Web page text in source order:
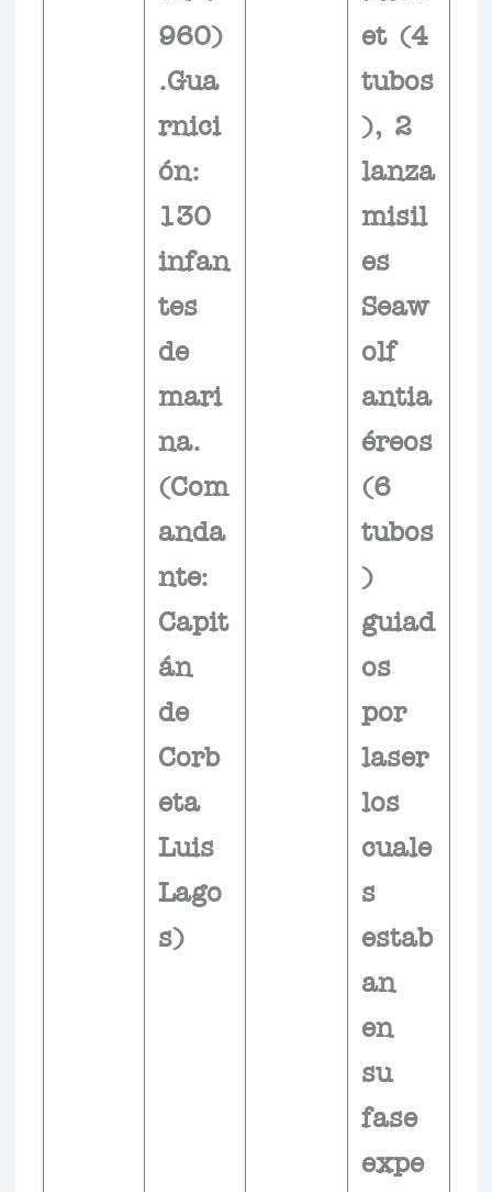
960)
.Gua
rnici
ón:
130
infan
tes
de
mari
na.
(Com
anda
nte:
Capit
án
de
Corb
eta
Luis
Lago
s)
et (4
tubos
), 2
lanza
misil
es
Seaw
olf
antia
éreos
(6
tubos
)
guiad
os
por
laser
los
cuale
s
estab
an
en
su
fase
expe